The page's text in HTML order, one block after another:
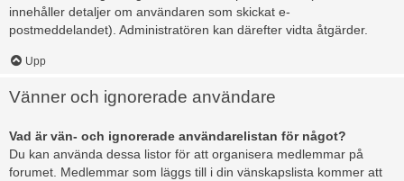
innehåller detaljer om användaren som skickat e-
postmeddelandet). Administratören kan därefter vidta åtgärder.
Upp
Vänner och ignorerade användare
Vad är vän- och ignorerade användarelistan för något?
Du kan använda dessa listor för att organisera medlemmar på
forumet. Medlemmar som läggs till i din vänskapslista kommer att